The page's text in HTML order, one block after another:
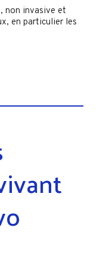
non invasive et
en particulier les